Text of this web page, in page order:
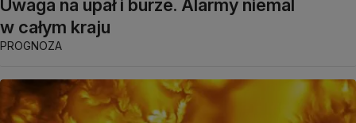
Uwaga na upał i burze. Alarmy niemal
w całym kraju
PROGNOZA